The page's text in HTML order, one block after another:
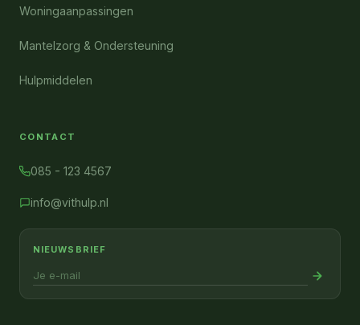
Woningaanpassingen
Mantelzorg & Ondersteuning
Hulpmiddelen
CONTACT
085 - 123 4567
info@vithulp.nl
NIEUWSBRIEF